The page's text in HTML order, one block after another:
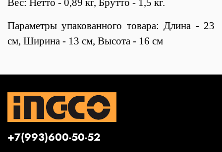
Вес: Нетто - 0,89 кг, Брутто - 1,5 кг.
Параметры упакованного товара: Длина - 23
см, Ширина - 13 см, Высота - 16 см
+7(993)600-50-52